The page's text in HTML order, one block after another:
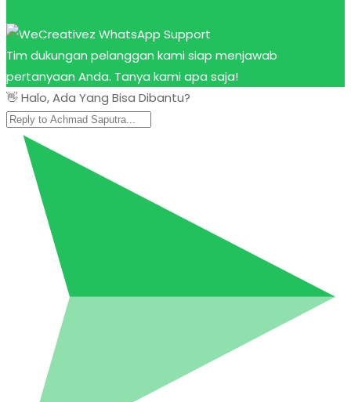
Tim dukungan pelanggan kami siap menjawab
pertanyaan Anda. Tanya kami apa saja!
👋 Halo, Ada Yang Bisa Dibantu?